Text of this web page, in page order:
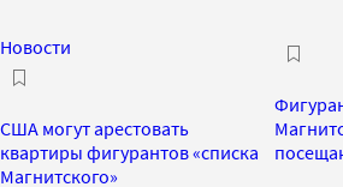
Новости
США могут арестовать
квартиры фигурантов «списка
Магнитского»